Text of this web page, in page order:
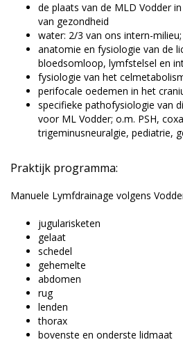
de plaats van de MLD Vodder
van gezondheid
water: 2/3 van ons intern-
anatomie en fysiologie van de
bloedsomloop, lymfstelsel en
fysiologie van het
perifocale oedemen in het
specifieke pathofysiologie van
voor ML Vodder; o.m. PSH,
trigeminusneuralgie, pediatrie,
Praktijk programma:
Manuele Lymfdrainage volgens
jugularisketen
gelaat
schedel
gehemelte
abdomen
rug
lenden
thorax
bovenste en onderste lidmaat